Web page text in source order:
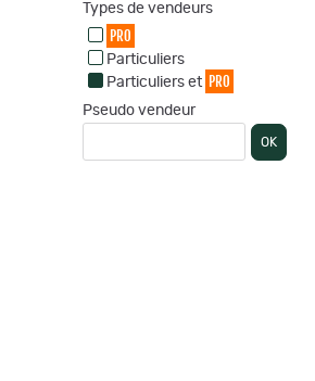
Types de vendeurs
PRO
Particuliers
Particuliers et PRO
Pseudo vendeur
OK